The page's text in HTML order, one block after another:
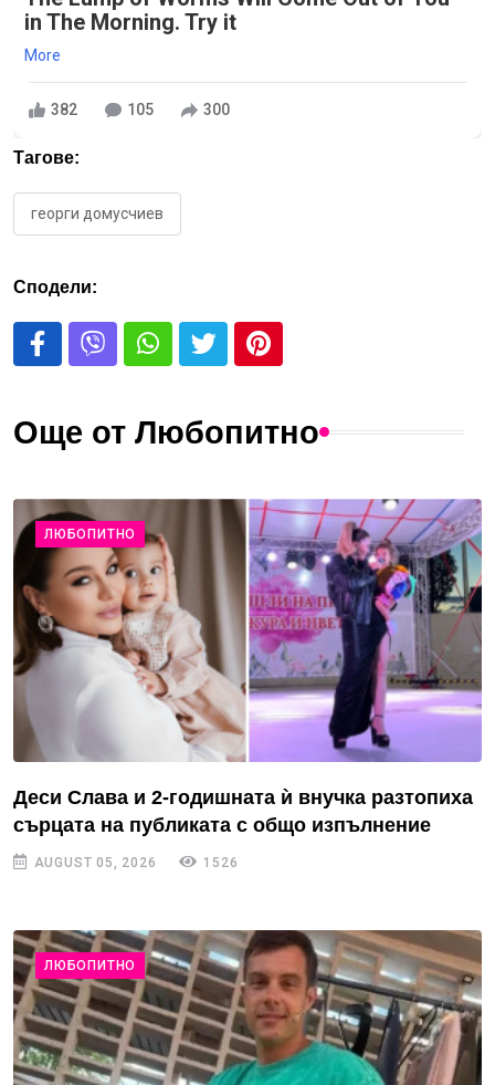
in The Morning. Try it
More
382 105 300
Тагове:
георги домусчиев
Сподели:
Още от Любопитно
ЛЮБОПИТНО
Деси Слава и 2-годишната ѝ внучка разтопиха
сърцата на публиката с общо изпълнение
AUGUST 05, 2026 1526
ЛЮБОПИТНО